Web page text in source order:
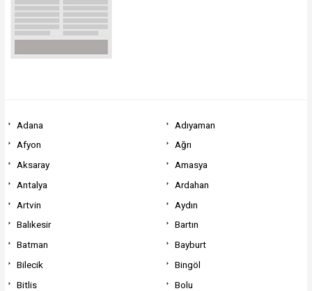
Adana
Adıyaman
Afyon
Ağrı
Aksaray
Amasya
Antalya
Ardahan
Artvin
Aydın
Balıkesir
Bartın
Batman
Bayburt
Bilecik
Bingöl
Bitlis
Bolu